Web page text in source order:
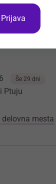
kadrov
vabi v svoj
Še 29 dni
Ptuju
delovna mesta
Prijava